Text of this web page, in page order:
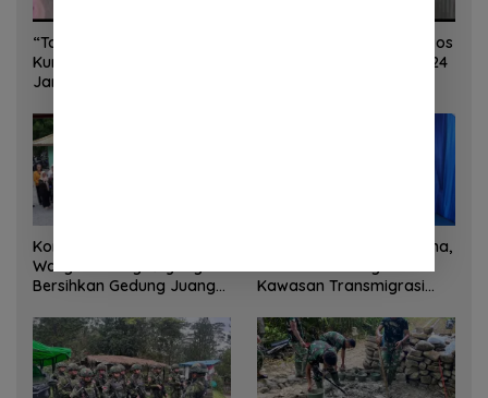
“Torang Sehat Kampung Kuat” Satgas Yonif 645/GTY Pos
Kurima Melaksanakan Pelayanan kesehatan Gratis 1 x 24
Jam
Korem 132/Tadulako dan
Warga Gotong Royong
Bersihkan Gedung Juang
Sinergi Kementrans-Aruna,
Kawasan Transmigrasi
Ke Pasar Global